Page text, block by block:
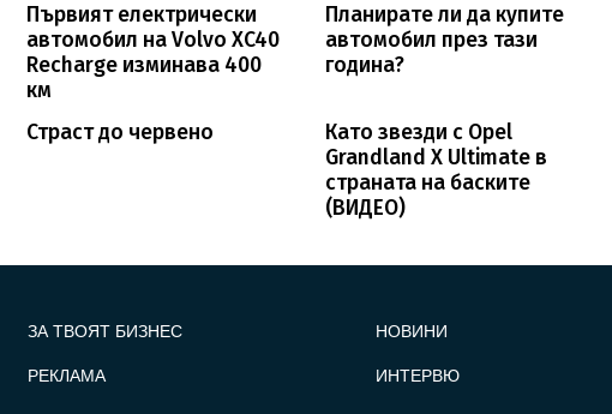
Първият електрически
автомобил на Volvo XC40
Recharge изминава 400
км
Планирате ли да купите
автомобил през тази
година?
Страст до червено
Като звезди с Opel
Grandland X Ultimate в
страната на баските
(ВИДЕО)
ЗА ТВОЯТ БИЗНЕС
РЕКЛАМА
НОВИНИ
ИНТЕРВЮ